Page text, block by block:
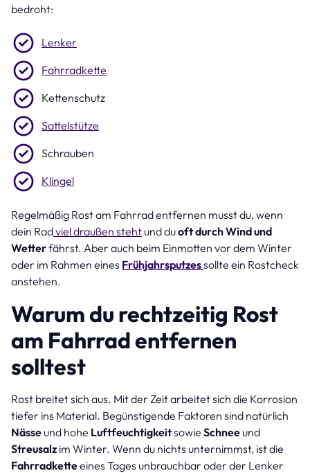
bedroht:
Lenker
Fahrradkette
Kettenschutz
Sattelstütze
Schrauben
Klingel
Regelmäßig Rost am Fahrrad entfernen musst du, wenn
dein Radviel draußen steht und duoft durch Wind und
Wetterfährst. Aber auch beim Einmotten vor dem Winter
oder im Rahmen eines Frühjahrsputzessollte ein Rostcheck
anstehen.
Warum du rechtzeitig Rost
am Fahrrad entfernen
solltest
Rost breitet sich aus. Mit der Zeit arbeitet sich die Korrosion
tiefer ins Material. Begünstigende Faktoren sind natürlich
Nässe und hohe Luftfeuchtigkeitsowie Schnee und
Streusalz im Winter. Wenn du nichts unternimmst, ist die
Fahrradketteeines Tages unbrauchbar oder der Lenker